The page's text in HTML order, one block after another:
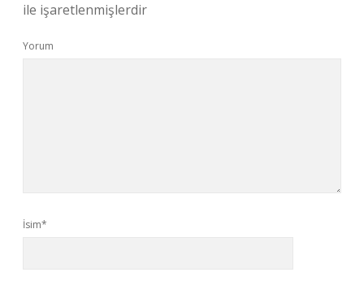
ile işaretlenmişlerdir
Yorum
İsim*